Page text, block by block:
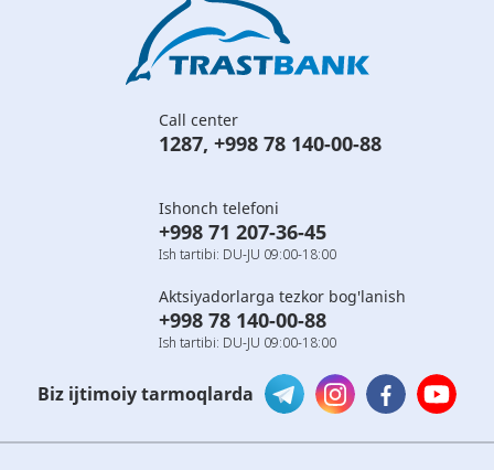
Call center
1287, +998 78 140-00-88
Ishonch telefoni
+998 71 207-36-45
Ish tartibi: DU-JU 09:00-18:00
Aktsiyadorlarga tezkor bog'lanish
+998 78 140-00-88
Ish tartibi: DU-JU 09:00-18:00
Biz ijtimoiy tarmoqlarda